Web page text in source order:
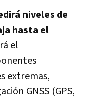
niveles de
hasta el
el
extremas,
GNSS (GPS,